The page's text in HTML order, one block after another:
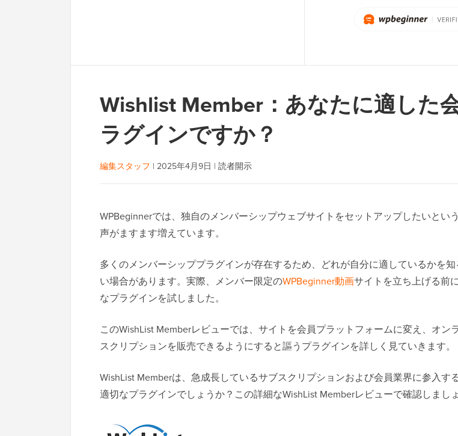
Wishlist Member：あなたに適した
ラグインですか？
編集スタッフ | 2025年4月9日 | 読者開示
WPBeginnerでは、独自のメンバーシップウェブサイトをセットアップしたいとい
声がますます増えています。
多くのメンバーシッププラグインが存在するため、どれが自分に適しているかを知
い場合があります。実際、メンバー限定のWPBeginner動画サイトを立ち上げる前
なプラグインを試しました。
このWishList Memberレビューでは、サイトを会員プラットフォームに変え、オン
スクリプションを販売できるようにすると謳うプラグインを詳しく見ていきます。
WishList Memberは、急成長しているサブスクリプションおよび会員業界に参入す
適切なプラグインでしょうか？この詳細なWishList Memberレビューで確認しましょ